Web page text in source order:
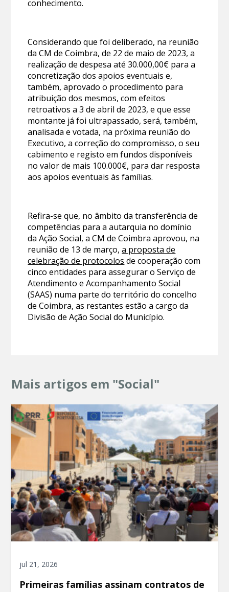
conhecimento.
Considerando que foi deliberado, na reunião
da CM de Coimbra, de 22 de maio de 2023, a
realização de despesa até 30.000,00€ para a
concretização dos apoios eventuais e,
também, aprovado o procedimento para
atribuição dos mesmos, com efeitos
retroativos a 3 de abril de 2023, e que esse
montante já foi ultrapassado, será, também,
analisada e votada, na próxima reunião do
Executivo, a correção do compromisso, o seu
cabimento e registo em fundos disponíveis
no valor de mais 100.000€, para dar resposta
aos apoios eventuais às famílias.
Refira-se que, no âmbito da transferência de
competências para a autarquia no domínio
da Ação Social, a CM de Coimbra aprovou, na
reunião de 13 de março,a proposta de
celebração de protocolos de cooperação com
cinco entidades para assegurar o Serviço de
Atendimento e Acompanhamento Social
(SAAS) numa parte do território do concelho
de Coimbra, as restantes estão a cargo da
Divisão de Ação Social do Município.
Mais artigos em "Social"
jul 21, 2026
Primeiras famílias assinam contratos de